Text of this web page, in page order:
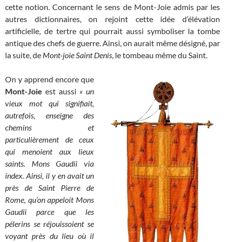
cette notion. Concernant le sens de Mont-Joie admis par les
autres dictionnaires, on rejoint cette idée d’élévation
artificielle, de tertre qui pourrait aussi symboliser la tombe
antique des chefs de guerre. Ainsi, on aurait même désigné, par
la suite, de Mont-joie Saint Denis, le tombeau même du Saint.
On y apprend encore que
Mont-Joie est aussi « un
vieux mot qui signifiait,
autrefois, enseigne des
chemins et
particulièrement de ceux
qui menoient aux lieux
saints. Mons Gaudii via
index. Ainsi, il y en avait un
près de Saint Pierre de
Rome, qu’on appeloit Mons
Gaudii parce que les
pélerins se réjouissoient se
voyant près du lieu où il